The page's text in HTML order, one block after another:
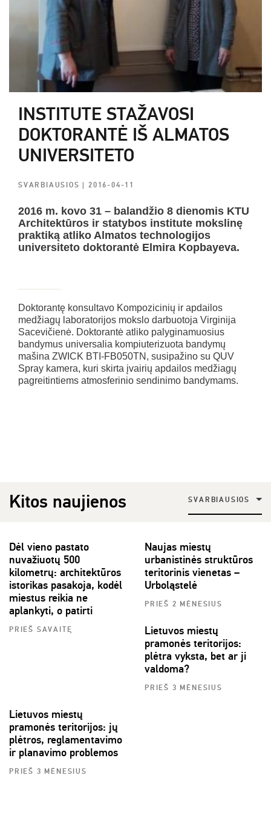
INSTITUTE STAŽAVOSI
DOKTORANTĖ IŠ ALMATOS
UNIVERSITETO
SVARBIAUSIOS| 2016-04-11
2016 m. kovo 31 – balandžio 8 dienomis KTU
Architektūros ir statybos institute mokslinę
praktiką atliko Almatos technologijos
universiteto doktorantė Elmira Kopbayeva.
Doktorantę konsultavo Kompozicinių ir apdailos
medžiagų laboratorijos mokslo darbuotoja Virginija
Sacevičienė. Doktorantė atliko palyginamuosius
bandymus universalia kompiuterizuota bandymų
mašina ZWICK BTI-FB050TN, susipažino su QUV
Spray kamera, kuri skirta įvairių apdailos medžiagų
pagreitintiems atmosferinio sendinimo bandymams.
Kitos naujienos SVARBIAUSIOS
Dėl vieno pastato
nuvažiuotų 500
kilometrų: architektūros
istorikas pasakoja, kodėl
miestus reikia ne
aplankyti, o patirti
PRIEŠ SAVAITĘ
Naujas miestų
urbanistinės struktūros
teritorinis vienetas –
Urboląstelė
PRIEŠ 2 MĖNESIUS
Lietuvos miestų
pramonės teritorijos:
plėtra vyksta, bet ar ji
valdoma?
PRIEŠ 3 MĖNESIUS
Lietuvos miestų
pramonės teritorijos: jų
plėtros, reglamentavimo
ir planavimo problemos
PRIEŠ 3 MĖNESIUS